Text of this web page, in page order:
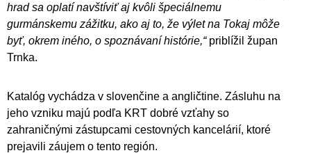
hrad sa oplatí navštíviť aj kvôli špeciálnemu
gurmánskemu zážitku, ako aj to, že výlet na Tokaj môže
byť, okrem iného, o spoznávaní histórie,“priblížil župan
Trnka.
Katalóg vychádza v slovenčine a angličtine. Zásluhu na
jeho vzniku majú podľa KRT dobré vzťahy so
zahraničnými zástupcami cestovných kancelárií, ktoré
prejavili záujem o tento región.